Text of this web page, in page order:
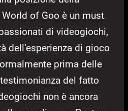
of Goo è un must
di videogiochi,
dell’esperienza di gioco
prima delle
del fatto
non è ancora